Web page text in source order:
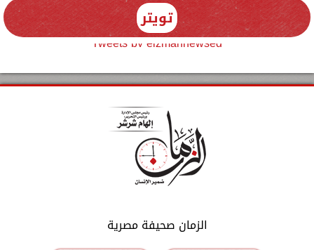
تويتر
Tweets by elzmannewseg
الزمان صحيفة مصرية